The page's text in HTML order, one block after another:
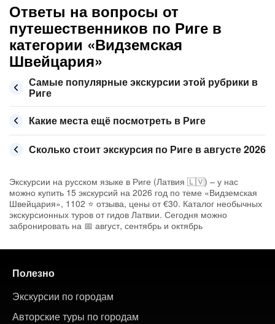
Ответы на вопросы от
путешественников по Риге в
категории «Видземская
Швейцария»
Самые популярные экскурсии этой рубрики в
Риге
Какие места ещё посмотреть в Риге
Сколько стоит экскурсия по Риге в августе 2026
Экскурсии на русском языке в Риге (Латвия 🇱🇻) – у нас
можно купить 15 экскурсий на 2026 год по теме «Видземская
Швейцария», 1102 ⭐ отзыва, цены от €30. Каталог необычных
экскурсионных туров от гидов Латвии. Сегодня можно
забронировать на 📅 август, сентябрь и октябрь
Полезно
Экскурсии по городам
Авторские туры по городам